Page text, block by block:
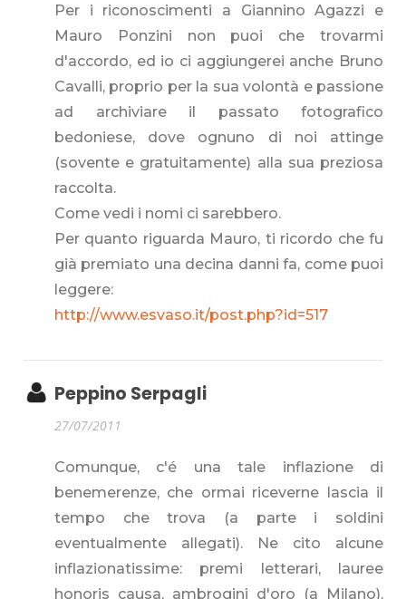
Per i riconoscimenti a Giannino Agazzi e
Mauro Ponzini non puoi che trovarmi
d'accordo, ed io ci aggiungerei anche Bruno
Cavalli, proprio per la sua volontà e passione
ad archiviare il passato fotografico
bedoniese, dove ognuno di noi attinge
(sovente e gratuitamente) alla sua preziosa
raccolta.
Come vedi i nomi ci sarebbero.
Per quanto riguarda Mauro, ti ricordo che fu
già premiato una decina danni fa, come puoi
leggere:
http://www.esvaso.it/post.php?id=517
Peppino Serpagli
27/07/2011
Comunque, c'é una tale inflazione di
benemerenze, che ormai riceverne lascia il
tempo che trova (a parte i soldini
eventualmente allegati). Ne cito alcune
inflazionatissime: premi letterari, lauree
honoris causa, ambrogini d'oro (a Milano),